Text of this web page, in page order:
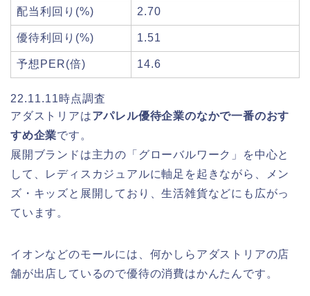
配当利回り(%) 2.70
優待利回り(%) 1.51
予想PER(倍) 14.6
22.11.11時点調査
アダストリアはアパレル優待企業のなかで一番のおす
すめ企業です。
展開ブランドは主力の「グローバルワーク」を中心と
して、レディスカジュアルに軸足を起きながら、メン
ズ・キッズと展開しており、生活雑貨などにも広がっ
ています。
イオンなどのモールには、何かしらアダストリアの店
舗が出店しているので優待の消費はかんたんです。